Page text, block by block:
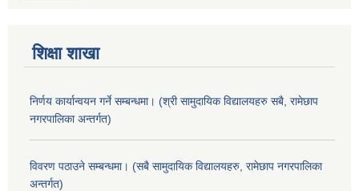
शिक्षा शाखा
निर्णय कार्यान्वयन गर्ने सम्बन्धमा। (श्री सामुदायिक विद्यालयहरु सबै, रामेछाप
नगरपालिका अन्तर्गत)
विवरण पठाउने सम्बन्धमा। (सबै सामुदायिक विद्यालयहरु, रामेछाप नगरपालिका
अन्तर्गत)